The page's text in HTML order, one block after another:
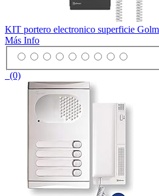
KIT portero electronico superficie
Más Info
(0)